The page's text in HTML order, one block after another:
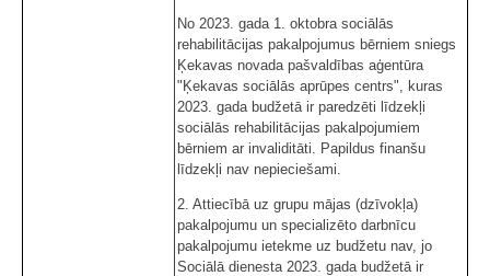
No 2023. gada 1. oktobra sociālās
rehabilitācijas pakalpojumus bērniem sniegs
Ķekavas novada pašvaldības aģentūra
"Ķekavas sociālās aprūpes centrs", kuras
2023. gada budžetā ir paredzēti līdzekļi
sociālās rehabilitācijas pakalpojumiem
bērniem ar invaliditāti. Papildus finanšu
līdzekļi nav nepieciešami.
2. Attiecībā uz grupu mājas (dzīvokļa)
pakalpojumu un specializēto darbnīcu
pakalpojumu ietekme uz budžetu nav, jo
Sociālā dienesta 2023. gada budžetā ir